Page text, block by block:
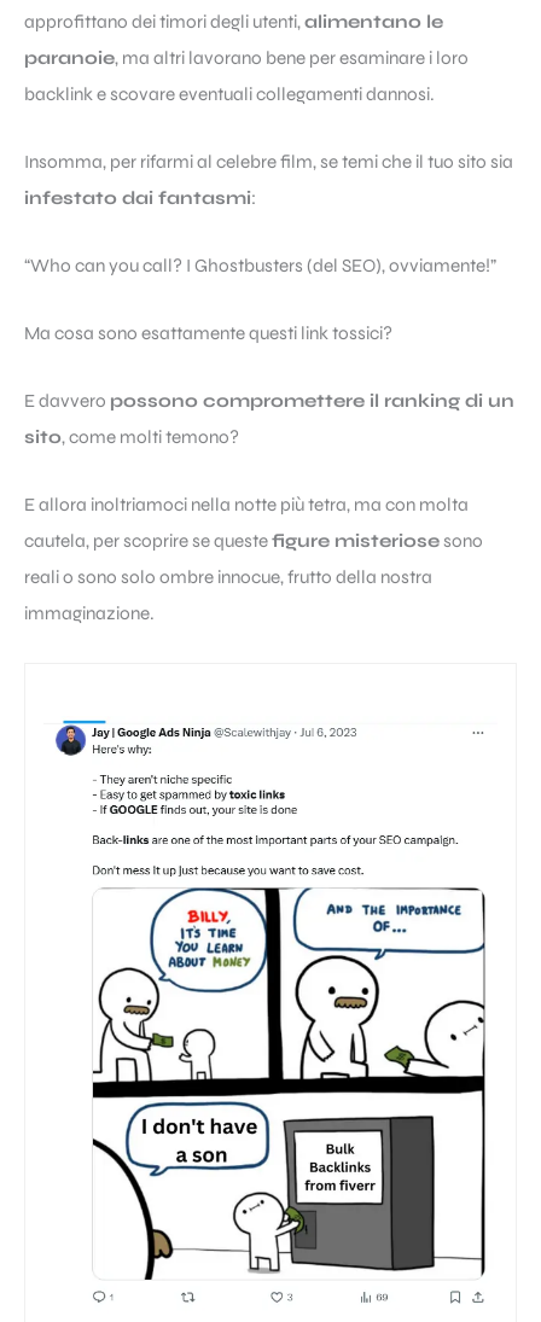
approfittano dei timori degli utenti,alimentano le
paranoie, ma altri lavorano bene per esaminare i loro
backlink e scovare eventuali collegamenti dannosi.
Insomma, per rifarmi al celebre film, se temi che il tuo sito sia
infestato dai fantasmi:
“Who can you call? I Ghostbusters (del SEO), ovviamente!”
Ma cosa sono esattamente questi link tossici?
E davvero possono compromettere il ranking di un
sito, come molti temono?
E allora inoltriamoci nella notte più tetra, ma con molta
cautela, per scoprire se questefigure misteriosesono
reali o sono solo ombre innocue, frutto della nostra
immaginazione.